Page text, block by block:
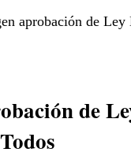
aprobación de Ley
de